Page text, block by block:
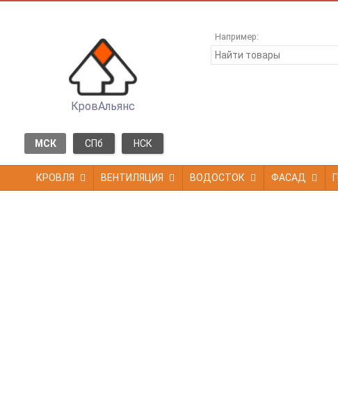
КровАльянс
МСК СПб НСК
Например:
КРОВЛЯ ВЕНТИЛЯЦИЯ ВОДОСТОК ФАСАД